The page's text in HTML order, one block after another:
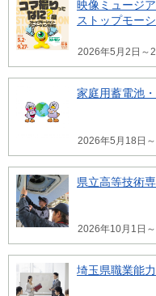
映像ミュージ
ストップモー
2026年5月2日～
家庭用蓄電池
2026年5月18日
県立高等技術
2026年10月1日
埼玉県職業能